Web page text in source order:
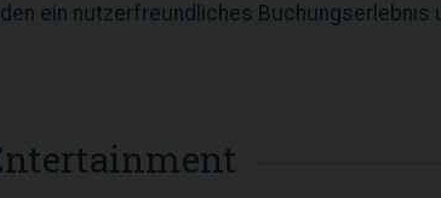
ein nutzerfreundliches Buchungserlebnis